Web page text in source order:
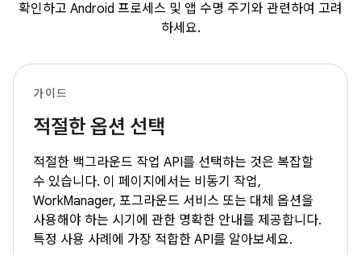
확인하고 Android 프로세스 및 앱 수명 주기와 관련하여 고려
하세요.
가이드
적절한 옵션 선택
적절한 백그라운드 작업 API를 선택하는 것은 복잡할
수 있습니다. 이 페이지에서는 비동기 작업,
WorkManager, 포그라운드 서비스 또는 대체 옵션을
사용해야 하는 시기에 관한 명확한 안내를 제공합니다.
특정 사용 사례에 가장 적합한 API를 알아보세요.